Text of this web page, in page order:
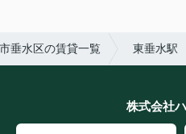
垂水区の賃貸一覧 東垂水駅
株式会社